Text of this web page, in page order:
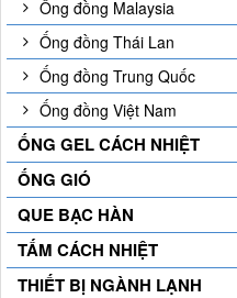
Ống đồng Malaysia
Ống đồng Thái Lan
Ống đồng Trung Quốc
Ống đồng Việt Nam
ỐNG GEL CÁCH NHIỆT
ỐNG GIÓ
QUE BẠC HÀN
TẤM CÁCH NHIỆT
THIẾT BỊ NGÀNH LẠNH